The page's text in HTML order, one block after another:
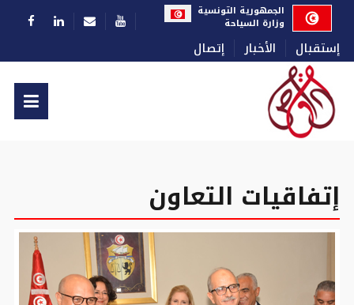
إستقبال الأخبار إتصال
اختر لغتكالجمهورية التونسية
وزارة السياحة
إتفاقيات التعاون